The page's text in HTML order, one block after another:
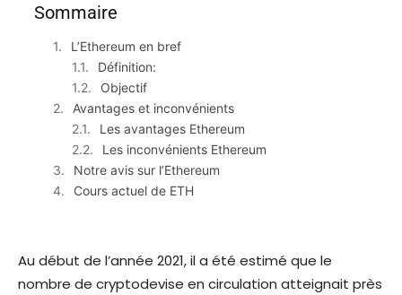
Sommaire
L’Ethereum en bref
Définition:
Objectif
Avantages et inconvénients
Les avantages Ethereum
Les inconvénients Ethereum
Notre avis sur l’Ethereum
Cours actuel de ETH
Au début de l’année 2021, il a été estimé que le
nombre de cryptodevise en circulation atteignait près